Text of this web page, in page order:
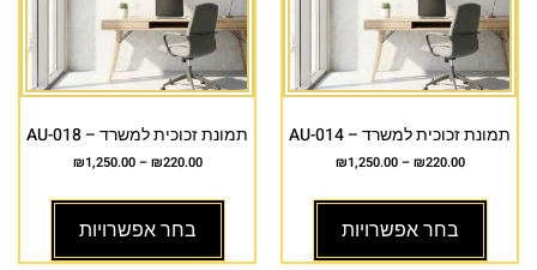
תמונת זכוכית למשרד – AU-014
₪220.00
–
₪1,250.00
בחר אפשרויות
תמונת זכוכית למשרד – AU-018
₪220.00
–
₪1,250.00
בחר אפשרויות